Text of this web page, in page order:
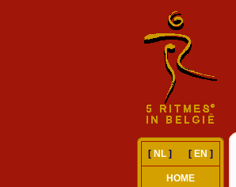
[ NL ] [ EN ]
HOME